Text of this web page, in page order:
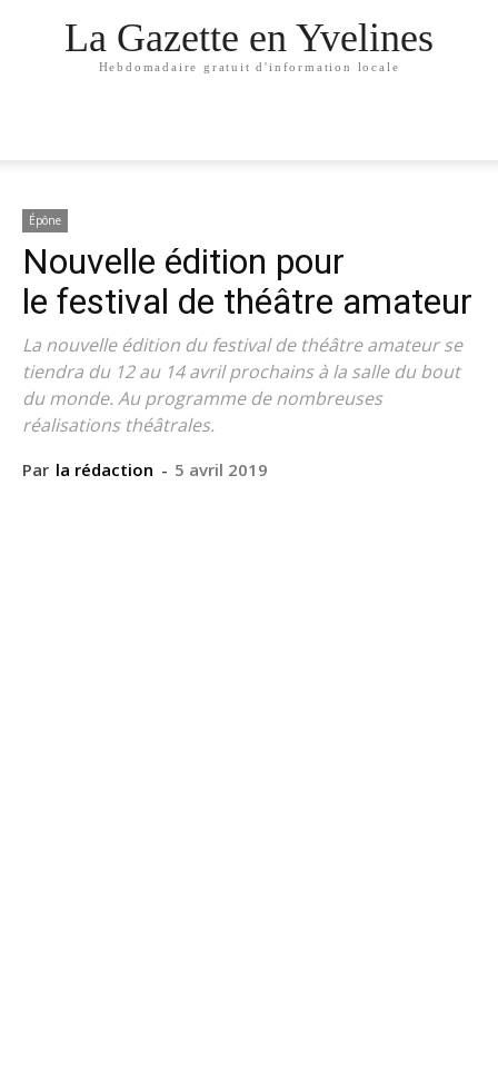
La Gazette en Yvelines
Hebdomadaire gratuit d'information locale
Épône
Nouvelle édition pour
le festival de théâtre amateur
La nouvelle édition du festival de théâtre amateur se
tiendra du 12 au 14 avril prochains à la salle du bout
du monde. Au programme de nombreuses
réalisations théâtrales.
Par la rédaction - 5 avril 2019